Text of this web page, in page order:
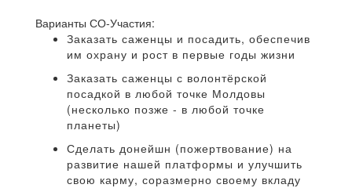
Варианты СО-Участия:
Заказать саженцы и посадить, обеспечив
им охрану и рост в первые годы жизни
Заказать саженцы с волонтёрской
посадкой в любой точке Молдовы
(несколько позже - в любой точке
планеты)
Сделать донейшн (пожертвование) на
развитие нашей платформы и улучшить
свою карму, соразмерно своему вкладу